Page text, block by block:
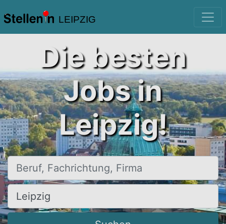
LEIPZIG
Die besten
Jobs in
Leipzig!
Beruf, Fachrichtung, Firma
Ort, Stadt